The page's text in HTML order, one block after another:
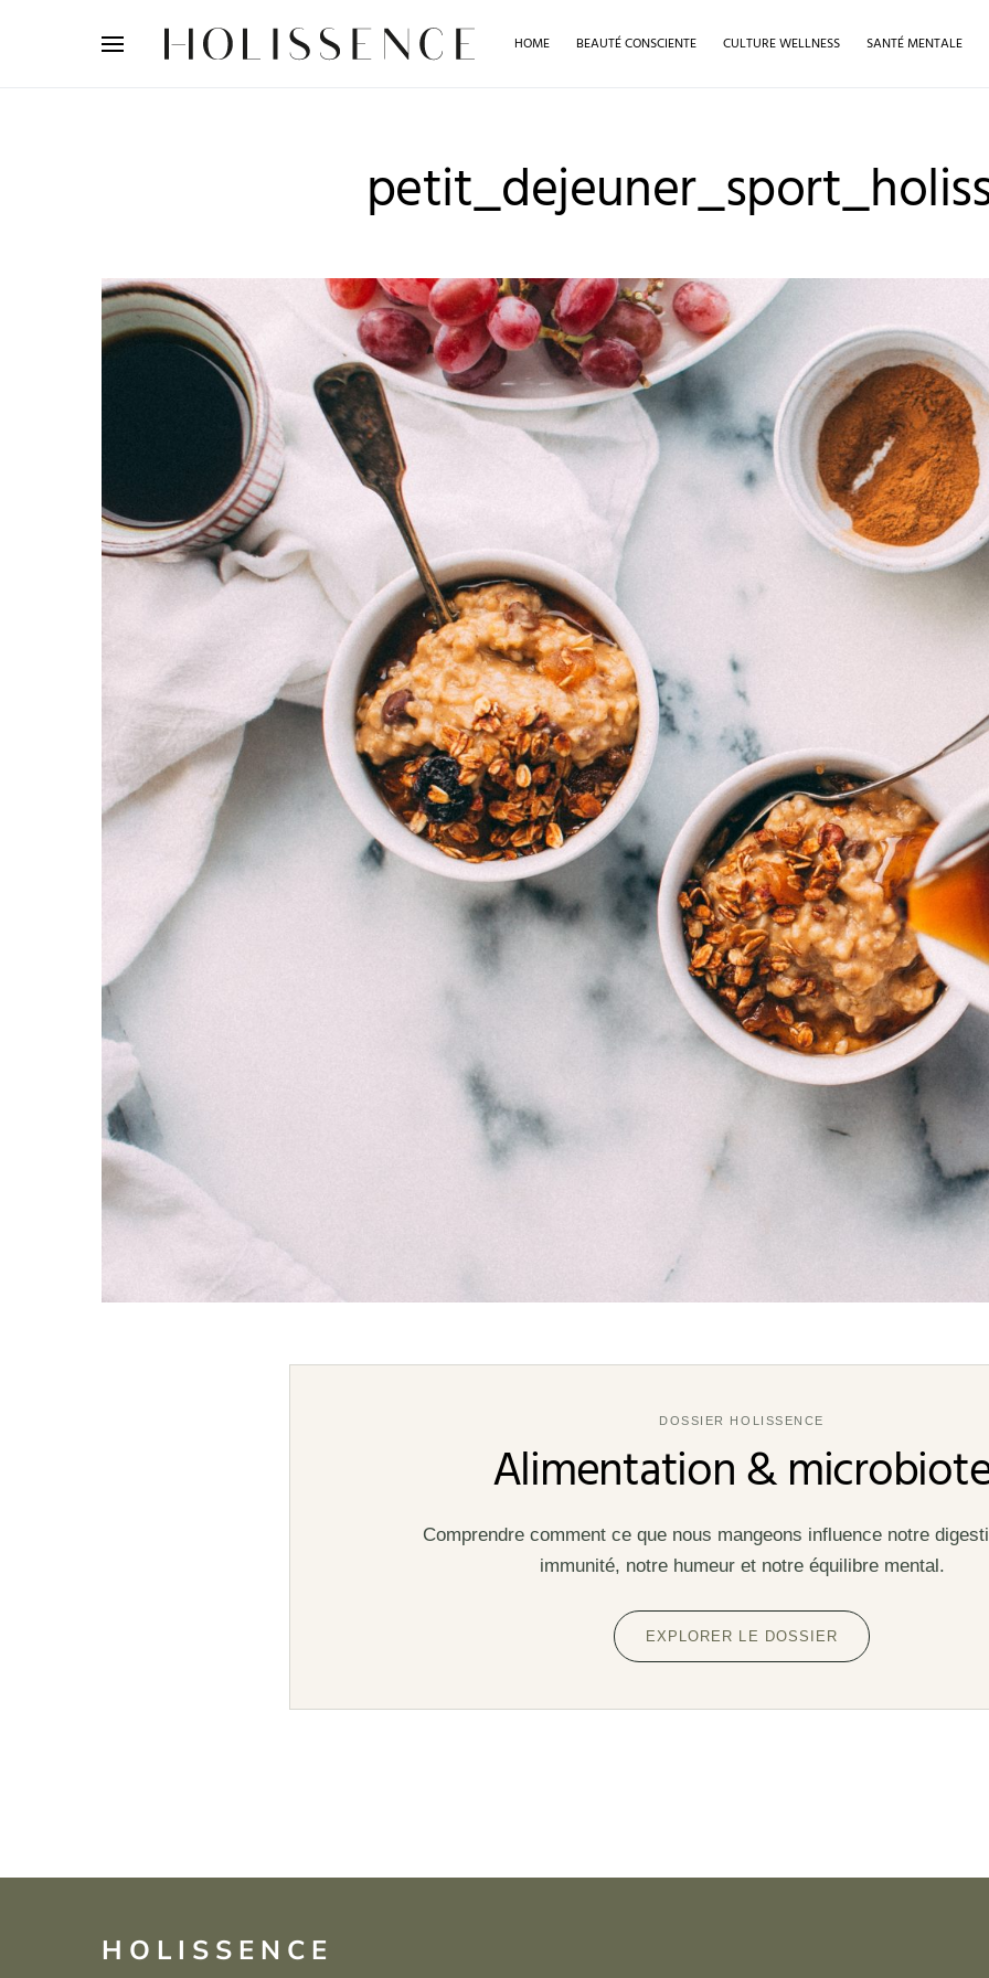
HOME BEAUTÉ CONSCIENTE CULTURE WELLNESS SANTÉ MENTALE
DOSSIER HOLISSENCE
Alimentation &
Comprendre comment ce que nous mangeons influence notre
immunité, notre humeur et notre équilibre mental.
EXPLORER LE DOSSIER
HOLISSENCE